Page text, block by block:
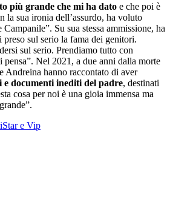
più grande che mi ha dato e che poi è
la sua ironia dell’assurdo, ha voluto
Su sua stessa ammissione, ha
sul serio la fama dei genitori.
sul serio. Prendiamo tutto con
Nel 2021, a due anni dalla morte
Andreina hanno raccontato di aver
documenti inediti del padre, destinati
cosa per noi è una gioia immensa ma
Star e Vip